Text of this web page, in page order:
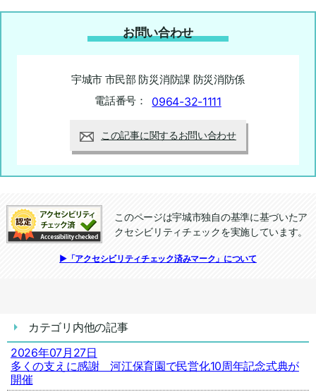
お問い合わせ
宇城市 市民部 防災消防課 防災消防係
電話番号：
0964-32-1111
この記事に関するお問い合わせ
追加情報：アクセシビリティチェック
このページは宇城市独自の基準に基づいたア
クセシビリティチェックを実施しています。
▶「アクセシビリティチェック済みマーク」について
カテゴリ内他の記事
2026年07月27日
多くの支えに感謝 河江保育園で民営化10周年記念式典が
開催